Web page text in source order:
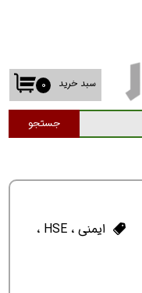
جستجو
۰ سبد خرید
ایمنی، HSE ،